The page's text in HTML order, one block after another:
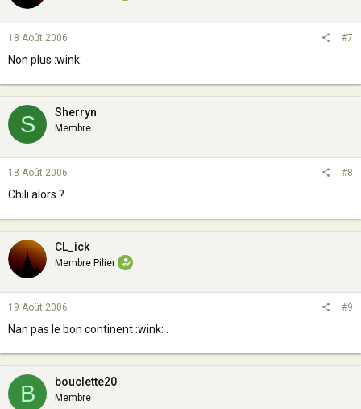
18 Août 2006 #7
Non plus :wink:
S Sherryn
Membre
18 Août 2006 #8
Chili alors ?
CL_ick
Membre Pilier
19 Août 2006 #9
Nan pas le bon continent :wink: .
B bouclette20
Membre